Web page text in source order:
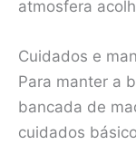
atmosfera
Cuidados e
Para manter a
bancada de
cuidados